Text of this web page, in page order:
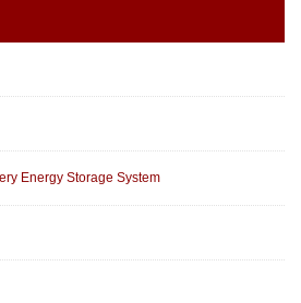
Energy Storage System